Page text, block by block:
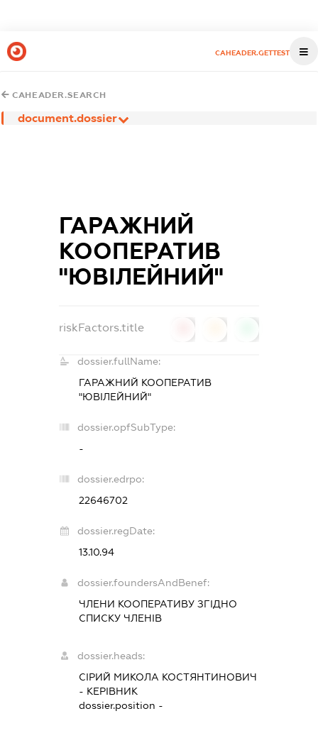
CAHEADER.GETTEST
CAHEADER.SEARCH
document.dossier
ГАРАЖНИЙ
КООПЕРАТИВ
"ЮВІЛЕЙНИЙ"
riskFactors.title
dossier.fullName:
ГАРАЖНИЙ КООПЕРАТИВ
"ЮВІЛЕЙНИЙ"
dossier.opfSubType:
-
dossier.edrpo:
22646702
dossier.regDate:
13.10.94
dossier.foundersAndBenef:
ЧЛЕНИ КООПЕРАТИВУ ЗГІДНО
СПИСКУ ЧЛЕНІВ
dossier.heads:
СІРИЙ МИКОЛА КОСТЯНТИНОВИЧ
- КЕРІВНИК
dossier.position -